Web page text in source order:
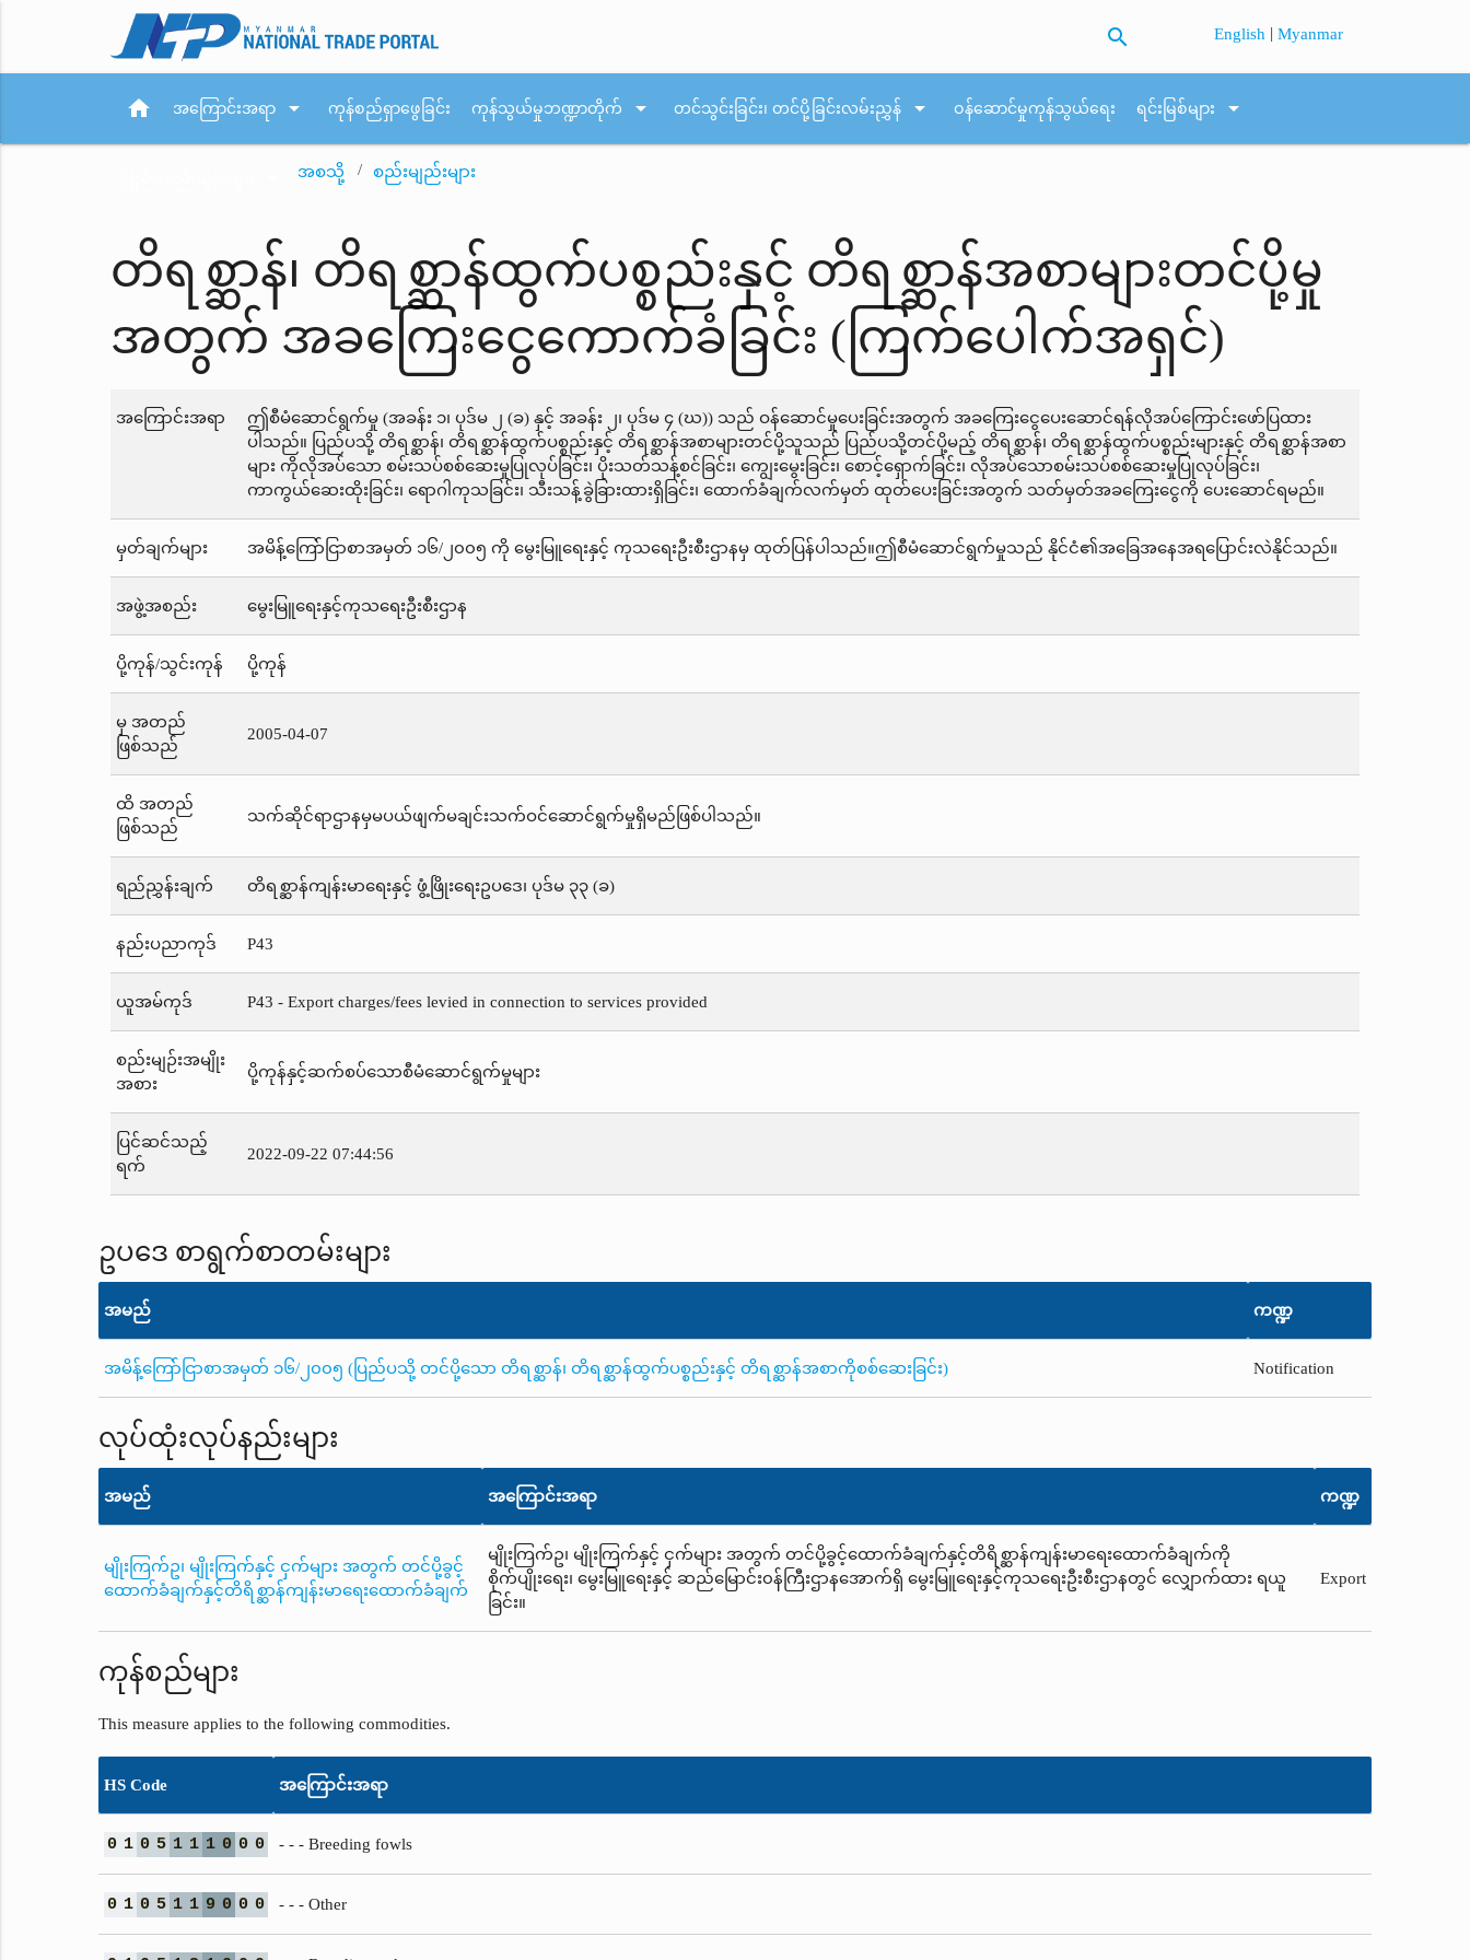
search English |Myanmar
home အကြောင်းအရာ arrow_drop_down ကုန်စည်ရှာဖွေခြင်း ကုန်သွယ်မှုဘဏ္ဍာတိုက် arrow_drop_down တင်သွင်းခြင်း၊ တင်ပို့ခြင်းလမ်းညွှန် arrow_drop_down ဝန်ဆောင်မှုကုန်သွယ်ရေး ရင်းမြစ်များ arrow_drop_down
အစသို့ စည်းမျည်းများ
တိရစ္ဆာန်၊ တိရစ္ဆာန်ထွက်ပစ္စည်းနှင့် တိရစ္ဆာန်အစာများတင်ပို့မှု
အတွက် အခကြေးငွေကောက်ခံခြင်း (ကြက်ပေါက်အရှင်)
အကြောင်းအရာ
ဤစီမံဆောင်ရွက်မှု (အခန်း ၁၊ ပုဒ်မ ၂ (ခ) နှင့် အခန်း ၂၊ ပုဒ်မ ၄ (ဃ)) သည် ဝန်ဆောင်မှုပေးခြင်းအတွက် အခကြေးငွေပေးဆောင်ရန်လိုအပ်ကြောင်းဖော်ပြထား
ပါသည်။ ပြည်ပသို့ တိရစ္ဆာန်၊ တိရစ္ဆာန်ထွက်ပစ္စည်းနှင့် တိရစ္ဆာန်အစာများတင်ပို့သူသည် ပြည်ပသို့တင်ပို့မည့် တိရစ္ဆာန်၊ တိရစ္ဆာန်ထွက်ပစ္စည်းများနှင့် တိရစ္ဆာန်အစာ
များ ကိုလိုအပ်သော စမ်းသပ်စစ်ဆေးမှုပြုလုပ်ခြင်း၊ ပိုးသတ်သန့်စင်ခြင်း၊ ကျွေးမွေးခြင်း၊ စောင့်ရှောက်ခြင်း၊ လိုအပ်သောစမ်းသပ်စစ်ဆေးမှုပြုလုပ်ခြင်း၊
ကာကွယ်ဆေးထိုးခြင်း၊ ရောဂါကုသခြင်း၊ သီးသန့်ခွဲခြားထားရှိခြင်း၊ ထောက်ခံချက်လက်မှတ် ထုတ်ပေးခြင်းအတွက် သတ်မှတ်အခကြေးငွေကို ပေးဆောင်ရမည်။
မှတ်ချက်များ အမိန့်ကြော်ငြာစာအမှတ် ၁၆/၂၀၀၅ ကို မွေးမြူရေးနှင့် ကုသရေးဦးစီးဌာနမှ ထုတ်ပြန်ပါသည်။ဤစီမံဆောင်ရွက်မှုသည် နိုင်ငံ၏အခြေအနေအရပြောင်းလဲနိုင်သည်။
အဖွဲ့အစည်း မွေးမြူရေးနှင့်ကုသရေးဦးစီးဌာန
ပို့ကုန်/သွင်းကုန် ပို့ကုန်
မှ အတည်
ဖြစ်သည်
2005-04-07
ထိ အတည်
ဖြစ်သည်
သက်ဆိုင်ရာဌာနမှမပယ်ဖျက်မချင်းသက်ဝင်ဆောင်ရွက်မှုရှိမည်ဖြစ်ပါသည်။
ရည်ညွှန်းချက် တိရစ္ဆာန်ကျန်းမာရေးနှင့် ဖွံ့ဖြိုးရေးဥပဒေ၊ ပုဒ်မ ၃၃ (ခ)
နည်းပညာကုဒ် P43
ယူအမ်ကုဒ် P43 - Export charges/fees levied in connection to services provided
စည်းမျဉ်းအမျိုး
အစား
ပို့ကုန်နှင့်ဆက်စပ်သောစီမံဆောင်ရွက်မှုများ
ပြင်ဆင်သည့်
ရက်
2022-09-22 07:44:56
ဥပဒေ စာရွက်စာတမ်းများ
အမည် ကဏ္ဍ
အမိန့်ကြော်ငြာစာအမှတ် ၁၆/၂၀၀၅ (ပြည်ပသို့ တင်ပို့သော တိရစ္ဆာန်၊ တိရစ္ဆာန်ထွက်ပစ္စည်းနှင့် တိရစ္ဆာန်အစာကိုစစ်ဆေးခြင်း) Notification
လုပ်ထုံးလုပ်နည်းများ
အမည် အကြောင်းအရာ ကဏ္ဍ
မျိုးကြက်ဥ၊ မျိုးကြက်နှင့် ငှက်များ အတွက် တင်ပို့ခွင့်
ထောက်ခံချက်နှင့်တိရိစ္ဆာန်ကျန်းမာရေးထောက်ခံချက်
မျိုးကြက်ဥ၊ မျိုးကြက်နှင့် ငှက်များ အတွက် တင်ပို့ခွင့်ထောက်ခံချက်နှင့်တိရိစ္ဆာန်ကျန်းမာရေးထောက်ခံချက်ကို
စိုက်ပျိုးရေး၊ မွေးမြူရေးနှင့် ဆည်မြောင်း၀န်ကြီးဌာနအောက်ရှိ မွေးမြူရေးနှင့်ကုသရေးဦးစီးဌာနတွင် လျှောက်ထား ရယူ
ခြင်း။
Export
ကုန်စည်များ
This measure applies to the following commodities.
HS Code အကြောင်းအရာ
0 1 0 5 1 1 1 0 0 0 - - - Breeding fowls
0 1 0 5 1 1 9 0 0 0 - - - Other